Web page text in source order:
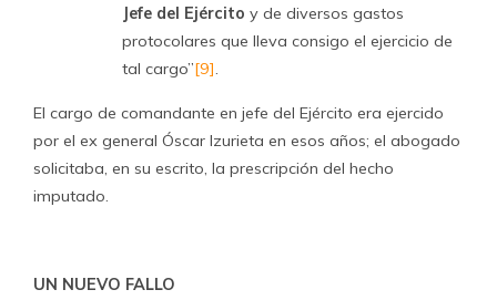
Jefe del Ejército y de diversos gastos
protocolares que lleva consigo el ejercicio de
tal cargo”[9].
El cargo de comandante en jefe del Ejército era ejercido
por el ex general Óscar Izurieta en esos años; el abogado
solicitaba, en su escrito, la prescripción del hecho
imputado.
UN NUEVO FALLO